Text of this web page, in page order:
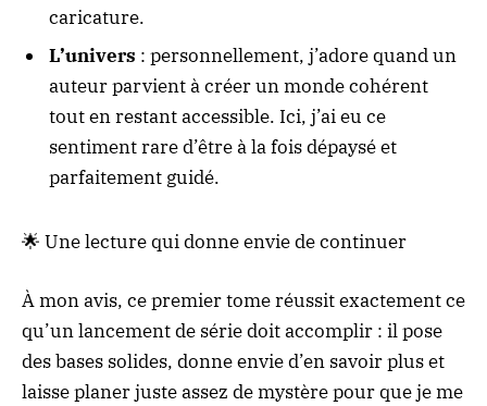
caricature.
L’univers : personnellement, j’adore quand un
auteur parvient à créer un monde cohérent
tout en restant accessible. Ici, j’ai eu ce
sentiment rare d’être à la fois dépaysé et
parfaitement guidé.
🌟 Une lecture qui donne envie de continuer
À mon avis, ce premier tome réussit exactement ce
qu’un lancement de série doit accomplir : il pose
des bases solides, donne envie d’en savoir plus et
laisse planer juste assez de mystère pour que je me